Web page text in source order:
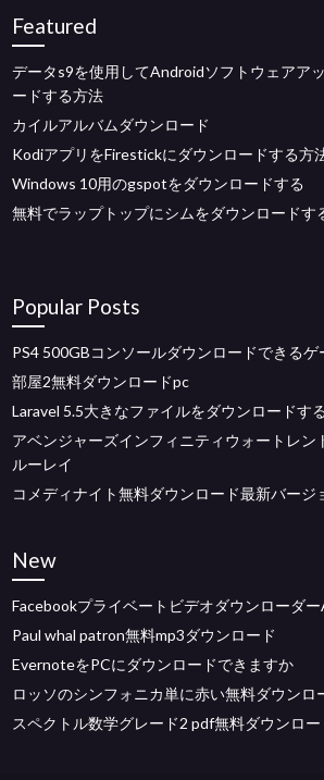
Featured
データs9を使用してAndroidソフトウェアア
ードする方法
カイルアルバムダウンロード
KodiアプリをFirestickにダウンロードする方
Windows 10用のgspotをダウンロードする
無料でラップトップにシムをダウンロードす
Popular Posts
PS4 500GBコンソールダウンロードできるゲ
部屋2無料ダウンロードpc
Laravel 5.5大きなファイルをダウンロードする
アベンジャーズインフィニティウォートレン
ルーレイ
コメディナイト無料ダウンロード最新バージ
New
Facebookプライベートビデオダウンローダ
Paul whal patron無料mp3ダウンロード
EvernoteをPCにダウンロードできますか
ロッソのシンフォニカ単に赤い無料ダウンロ
スペクトル数学グレード2 pdf無料ダウンロー